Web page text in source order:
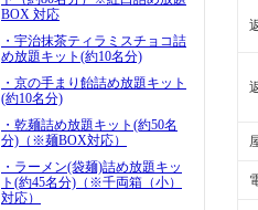
BOX 対応
・宇治抹茶ティラミスチョコ詰
め放題キット(約10名分)
・京の手まり飴詰め放題キット
(約10名分)
・乾麺詰め放題キット(約50名
分)（※麺BOX対応）
・ラーメン(袋麺)詰め放題キッ
ト(約45名分)（※千両箱（小）
対応）